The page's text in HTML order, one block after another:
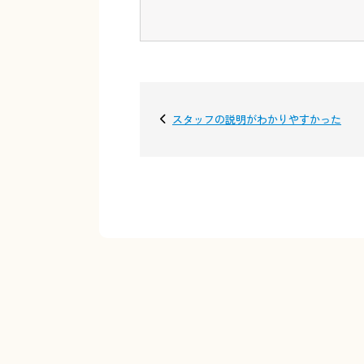
スタッフの説明がわかりやすかった